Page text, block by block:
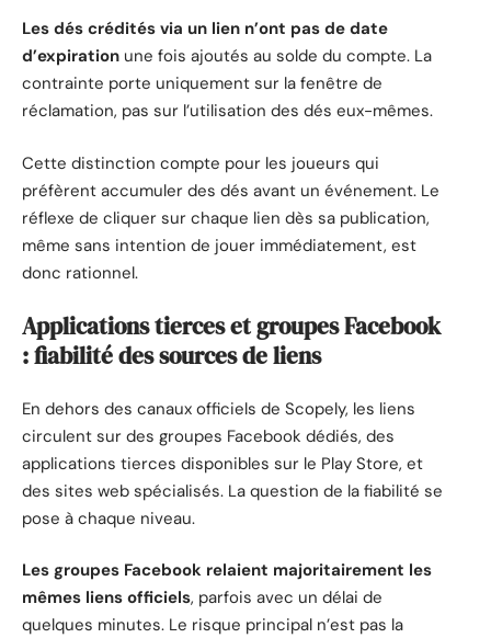
Les dés crédités via un lien n’ont pas de date
d’expiration une fois ajoutés au solde du compte. La
contrainte porte uniquement sur la fenêtre de
réclamation, pas sur l’utilisation des dés eux-mêmes.
Cette distinction compte pour les joueurs qui
préfèrent accumuler des dés avant un événement. Le
réflexe de cliquer sur chaque lien dès sa publication,
même sans intention de jouer immédiatement, est
donc rationnel.
Applications tierces et groupes Facebook
: fiabilité des sources de liens
En dehors des canaux officiels de Scopely, les liens
circulent sur des groupes Facebook dédiés, des
applications tierces disponibles sur le Play Store, et
des sites web spécialisés. La question de la fiabilité se
pose à chaque niveau.
Les groupes Facebook relaient majoritairement les
mêmes liens officiels, parfois avec un délai de
quelques minutes. Le risque principal n’est pas la